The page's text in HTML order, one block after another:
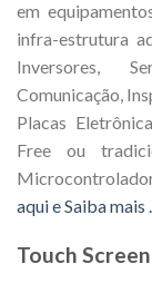
em
infra-estrutura
Inversores,
Comunicação,
Placas
Free ou
aqui e Saiba mais
Touch